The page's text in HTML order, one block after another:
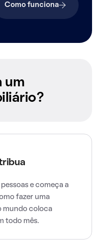
Como funciona
um
e começa a
fazer uma
mundo coloca
todo mês.